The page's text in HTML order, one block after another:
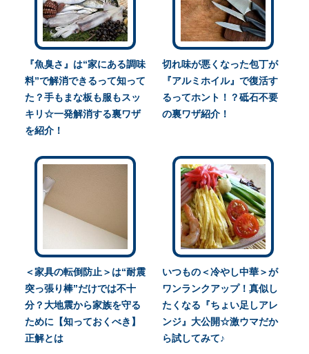
『魚臭さ』は“家にある調味
料”で解消できるって知って
た？手もまな板も服もスッ
キリ☆一発解消する裏ワザ
を紹介！
切れ味が悪くなった包丁が
『アルミホイル』で復活す
るってホント！？砥石不要
の裏ワザ紹介！
＜家具の転倒防止＞は“耐震
突っ張り棒”だけでは不十
分？大地震から家族を守る
ために【知っておくべき】
正解とは
いつもの＜冷やし中華＞が
ワンランクアップ！真似し
たくなる『ちょい足しアレ
ンジ』大公開☆激ウマだか
ら試してみて♪